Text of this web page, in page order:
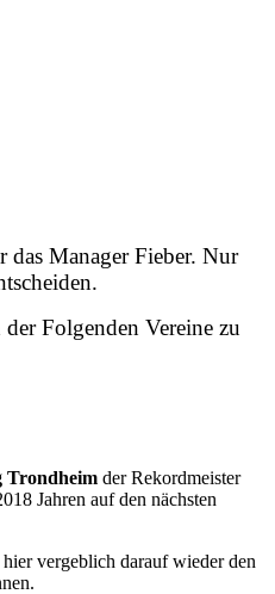
Manager Fieber. Nur
Folgenden Vereine zu
Trondheim der Rekordmeister
Jahren auf den nächsten
vergeblich darauf wieder den